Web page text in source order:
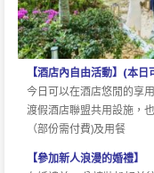
【酒店內自由活動】(本
今日可以在酒店悠閒的享
渡假酒店聯盟共用設施，
（部份需付費)及用餐
【參加新人浪漫的婚禮】